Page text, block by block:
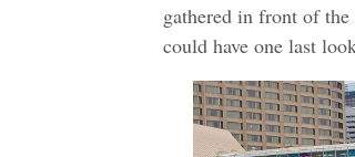
gathered in front of
could have one last